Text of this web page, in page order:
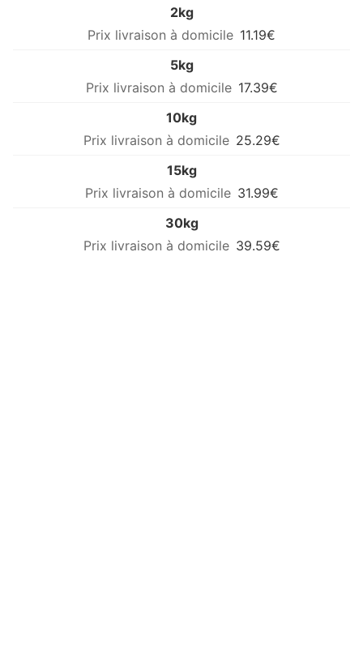
2kg
11.19€
5kg
17.39€
10kg
25.29€
15kg
31.99€
30kg
39.59€